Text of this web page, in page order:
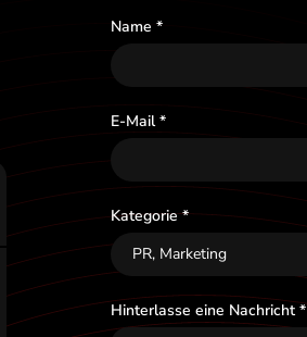
Name *
E-Mail *
Kategorie *
Hinterlasse eine Nachricht *